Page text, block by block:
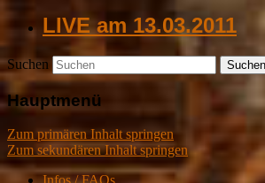
LIVE am 13.03.2011
Suchen
Hauptmenü
Zum primären Inhalt springen
Zum sekundären Inhalt springen